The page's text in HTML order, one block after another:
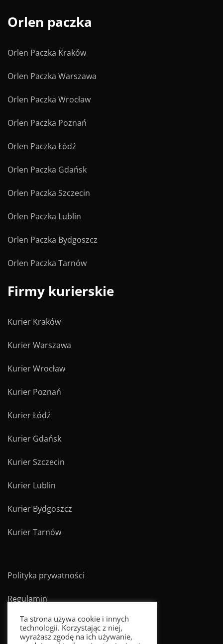
Orlen paczka
Orlen Paczka Kraków
Orlen Paczka Warszawa
Orlen Paczka Wrocław
Orlen Paczka Poznań
Orlen Paczka Łódź
Orlen Paczka Gdańsk
Orlen Paczka Szczecin
Orlen Paczka Lublin
Orlen Paczka Bydgoszcz
Orlen Paczka Tarnów
Firmy kurierskie
Kurier Kraków
Kurier Warszawa
Kurier Wrocław
Kurier Poznań
Kurier Łódź
Kurier Gdańsk
Kurier Szczecin
Kurier Lublin
Kurier Bydgoszcz
Kurier Tarnów
Polityka prywatności
Regulamin
Ta strona używa cookie i innych
technologii. Korzystając z niej,
wyrażasz zgodę na ich używanie,